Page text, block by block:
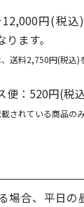
円(税
ます。
送料2,750円(税込)
便：520円(税
されている商品のみ
場合、平日の